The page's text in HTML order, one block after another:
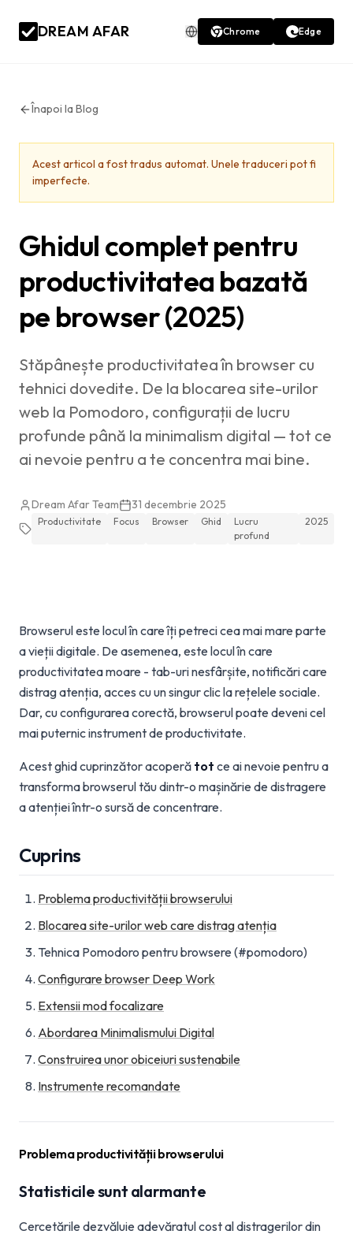
DREAM AFAR Chrome Edge
Înapoi la Blog
Acest articol a fost tradus automat. Unele traduceri pot fi
imperfecte.
Ghidul complet pentru
productivitatea bazată
pe browser (2025)
Stăpânește productivitatea în browser cu
tehnici dovedite. De la blocarea site-urilor
web la Pomodoro, configurații de lucru
profunde până la minimalism digital — tot ce
ai nevoie pentru a te concentra mai bine.
Dream Afar Team 31 decembrie 2025
Productivitate Focus Browser Ghid
Lucru
profund
2025
Browserul este locul în care îți petreci cea mai mare parte
a vieții digitale. De asemenea, este locul în care
productivitatea moare - tab-uri nesfârșite, notificări care
distrag atenția, acces cu un singur clic la rețelele sociale.
Dar, cu configurarea corectă, browserul poate deveni cel
mai puternic instrument de productivitate.
Acest ghid cuprinzător acoperă tot ce ai nevoie pentru a
transforma browserul tău dintr-o mașinărie de distragere
a atenției într-o sursă de concentrare.
Cuprins
Problema productivității browserului
Blocarea site-urilor web care distrag atenția
Tehnica Pomodoro pentru browsere (#pomodoro)
Configurare browser Deep Work
Extensii mod focalizare
Abordarea Minimalismului Digital
Construirea unor obiceiuri sustenabile
Instrumente recomandate
Problema productivității browserului
Statisticile sunt alarmante
Cercetările dezvăluie adevăratul cost al distragerilor din